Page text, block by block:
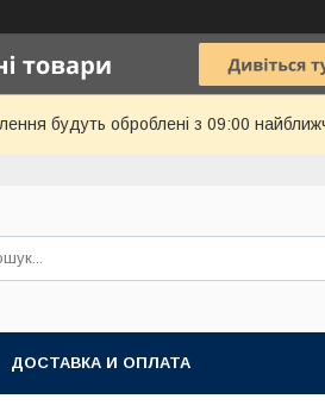
будуть оброблені з 09:00
ДОСТАВКА И ОПЛАТА